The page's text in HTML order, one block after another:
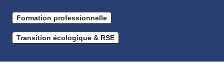
Formation professionnelle
Transition écologique & RSE